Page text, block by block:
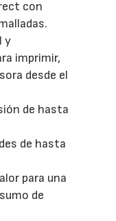
con
y
imprimir,
desde el
de hasta
de hasta
para una
de